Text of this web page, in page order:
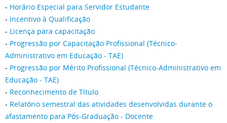
- Horário Especial para Servidor Estudante
- Incentivo à Qualificação
- Licença para capacitação
- Progressão por Capacitação Profissional (Técnico-
Administrativo em Educação - TAE)
- Progressão por Mérito Profissional (Técnico-Administrativo em
Educação - TAE)
- Reconhecimento de Título
- Relatório semestral das atividades desenvolvidas durante o
afastamento para Pós-Graduação - Docente